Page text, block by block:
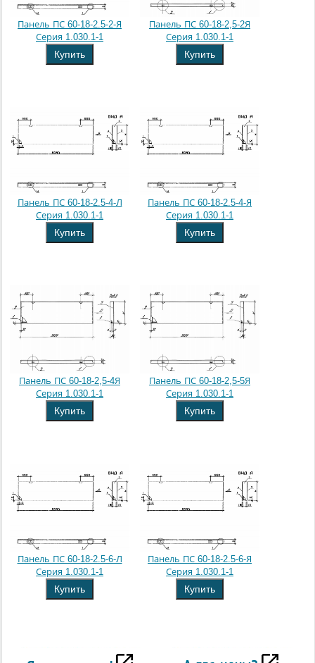
Панель ПС 60-18-2.5-2-Я
Серия 1.030.1-1
Купить
Панель ПС 60-18-2,5-2Я
Серия 1.030.1-1
Купить
Панель ПС 60-18-2.5-4-Л
Серия 1.030.1-1
Купить
Панель ПС 60-18-2.5-4-Я
Серия 1.030.1-1
Купить
Панель ПС 60-18-2,5-4Я
Серия 1.030.1-1
Купить
Панель ПС 60-18-2,5-5Я
Серия 1.030.1-1
Купить
Панель ПС 60-18-2.5-6-Л
Серия 1.030.1-1
Купить
Панель ПС 60-18-2.5-6-Я
Серия 1.030.1-1
Купить